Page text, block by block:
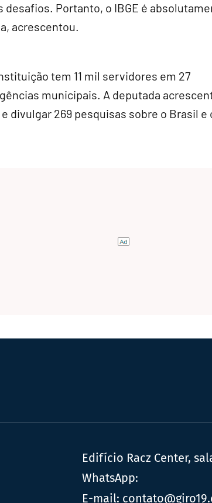
Portanto, o IBGE é
acrescentou.
tem 11 mil servidores em 27
municipais. A deputada
divulgar 269 pesquisas sobre o Brasil e
Edifício Racz Center,
WhatsApp:
E-mail: